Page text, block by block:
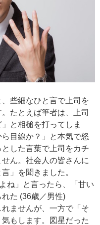
些細なひと言で上司を
たとえば筆者は、上司
と相槌を打ってしま
目線か？」と本気で怒
した言葉で上司をカチ
ん。社会人の皆さんに
」を聞きました。
ね」と言ったら、「甘い
た (36歳／男性)
ませんが、一方で「そ
もします。図星だった